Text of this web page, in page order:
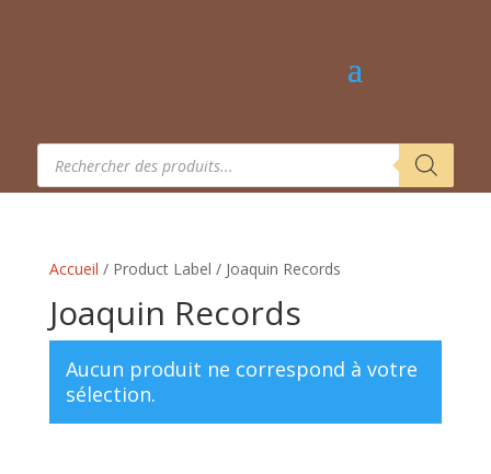
Recherche
produits
Accueil / Product Label / Joaquin Records
Joaquin Records
Aucun produit ne correspond à votre
sélection.